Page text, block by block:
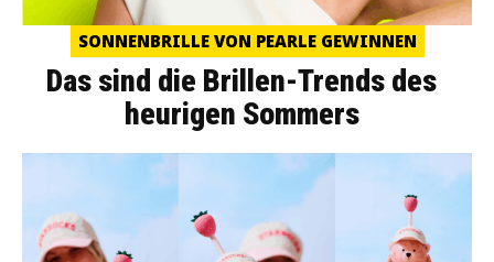
SONNENBRILLE VON PEARLE GEWINNEN
Das sind die Brillen-Trends des
heurigen Sommers